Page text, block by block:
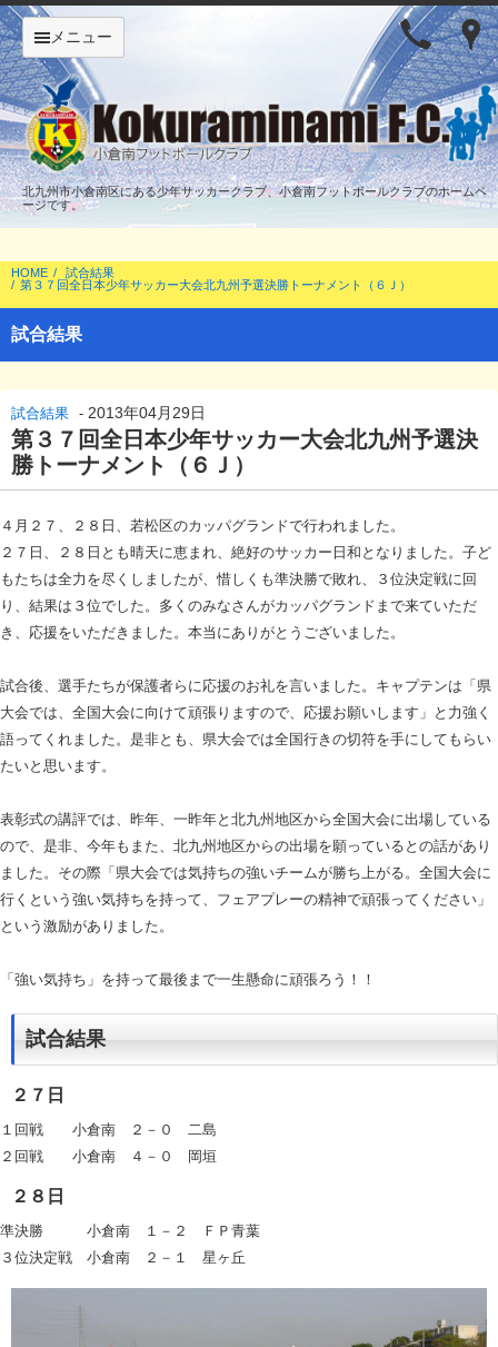
メニュー
北九州市小倉南区にある少年サッカークラブ、小倉南フットボールクラブのホームペ
ージです。
HOME
試合結果
第３７回全日本少年サッカー大会北九州予選決勝トーナメント（６Ｊ）
試合結果
試合結果 - 2013年04月29日
第３７回全日本少年サッカー大会北九州予選決
勝トーナメント（６Ｊ）
４月２７、２８日、若松区のカッパグランドで行われました。
２７日、２８日とも晴天に恵まれ、絶好のサッカー日和となりました。子ど
もたちは全力を尽くしましたが、惜しくも準決勝で敗れ、３位決定戦に回
り、結果は３位でした。多くのみなさんがカッパグランドまで来ていただ
き、応援をいただきました。本当にありがとうございました。
試合後、選手たちが保護者らに応援のお礼を言いました。キャプテンは「県
大会では、全国大会に向けて頑張りますので、応援お願いします」と力強く
語ってくれました。是非とも、県大会では全国行きの切符を手にしてもらい
たいと思います。
表彰式の講評では、昨年、一昨年と北九州地区から全国大会に出場している
ので、是非、今年もまた、北九州地区からの出場を願っているとの話があり
ました。その際「県大会では気持ちの強いチームが勝ち上がる。全国大会に
行くという強い気持ちを持って、フェアプレーの精神で頑張ってください」
という激励がありました。
「強い気持ち」を持って最後まで一生懸命に頑張ろう！！
試合結果
２７日
１回戦 小倉南 ２－０ 二島
２回戦 小倉南 ４－０ 岡垣
２８日
準決勝 小倉南 １－２ ＦＰ青葉
３位決定戦 小倉南 ２－１ 星ヶ丘